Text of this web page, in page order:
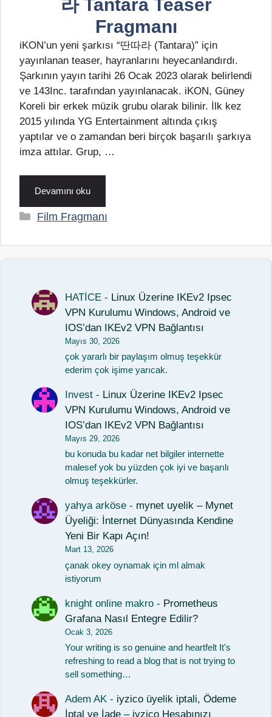
라 Tantara Teaser
Fragmanı
iKON’un yeni şarkısı “딴따라 (Tantara)” için
yayınlanan teaser, hayranlarını heyecanlandırdı.
Şarkının yayın tarihi 26 Ocak 2023 olarak belirlendi
ve 143Inc. tarafından yayınlanacak. iKON, Güney
Koreli bir erkek müzik grubu olarak bilinir. İlk kez
2015 yılında YG Entertainment altında çıkış
yaptılar ve o zamandan beri birçok başarılı şarkıya
imza attılar. Grup, …
Devamını oku
Kategoriler
Film Fragmanı
HATİCE - Linux Üzerine IKEv2 Ipsec
VPN Kurulumu Windows, Android ve
IOS’dan IKEv2 VPN Bağlantısı
Mayıs 30, 2026
çok yararlı bir paylaşım olmuş teşekkür
ederim çok işime yarıcak.
Invest - Linux Üzerine IKEv2 Ipsec
VPN Kurulumu Windows, Android ve
IOS’dan IKEv2 VPN Bağlantısı
Mayıs 29, 2026
bu konuda bu kadar net bilgiler internette
malesef yok bu yüzden çok iyi ve başarılı
olmuş teşekkürler.
yahya arköse - mynet uyelik – Mynet
Üyeliği: İnternet Dünyasında Kendine
Yeni Bir Kapı Açın!
Mart 13, 2026
çanak okey oynamak için ml almak
istiyorum
knight online makro - Prometheus
Grafana Nasıl Entegre Edilir?
Ocak 3, 2026
Your writing is so genuine and heartfelt It's
refreshing to read a blog that is not trying to
sell something…
Adem AK - iyzico üyelik iptali, Ödeme
İptal ve İade – iyzico Hesabınızı